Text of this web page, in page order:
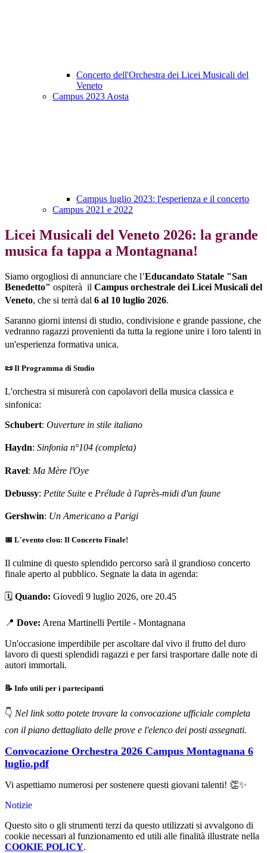
Concerto dell'Orchestra dei Licei Musicali del
Veneto
Campus 2023 Aosta
Campus luglio 2023: l'esperienza e il concerto
Campus 2021 e 2022
Licei Musicali del Veneto 2026: la grande
musica fa tappa a Montagnana!
Siamo orgogliosi di annunciare che l’Educandato Statale "San
Benedetto" ospiterà il Campus orchestrale dei Licei Musicali del
Veneto, che si terrà dal 6 al 10 luglio 2026.
Saranno giorni intensi di studio, condivisione e grande passione, che
vedranno ragazzi provenienti da tutta la regione unire i loro talenti in
un'esperienza formativa unica.
📜 Il Programma di Studio
L'orchestra si misurerà con capolavori della musica classica e
sinfonica:
Schubert: Ouverture in stile italiano
Haydn: Sinfonia n°104 (completa)
Ravel: Ma Mère l'Oye
Debussy: Petite Suite e Prélude à l'après-midi d'un faune
Gershwin: Un Americano a Parigi
📅 L'evento clou: Il Concerto Finale!
Il culmine di questo splendido percorso sarà il grandioso concerto
finale aperto al pubblico. Segnate la data in agenda:
🗓️ Quando: Giovedì 9 luglio 2026, ore 20.45
📍 Dove: Arena Martinelli Pertile - Montagnana
Un'occasione imperdibile per ascoltare dal vivo il frutto del duro
lavoro di questi splendidi ragazzi e per farsi trasportare dalle note di
autori immortali.
📝 Info utili per i partecipanti
👇 Nel link sotto potete trovare la convocazione ufficiale completa
con il piano dettagliato delle prove e l'elenco dei posti assegnati.
Convocazione Orchestra 2026 Campus Montagnana 6
luglio.pdf
Vi aspettiamo numerosi per sostenere questi giovani talenti! 👏✨
Notizie
Questo sito o gli strumenti terzi da questo utilizzati si avvalgono di
cookie necessari al funzionamento ed utili alle finalità illustrate nella
COOKIE POLICY.